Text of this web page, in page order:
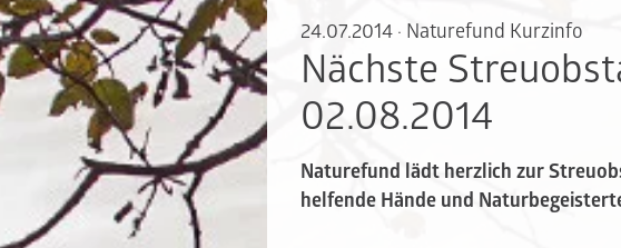
24.07.2014 · Naturefund Kurzinfo
Nächste
02.08.2014
Naturefund lädt herzlich zur
helfende Hände und